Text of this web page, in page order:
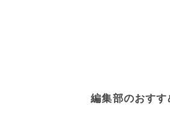
編集部のおすす